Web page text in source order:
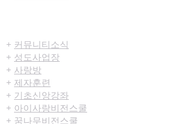
+ 커뮤니티​소식
+ 성도사업장
+ 사랑방
+ 제자훈련
+ 기초신앙강좌
+ 아이사랑비전스쿨
+ 꿈나무비전스쿨